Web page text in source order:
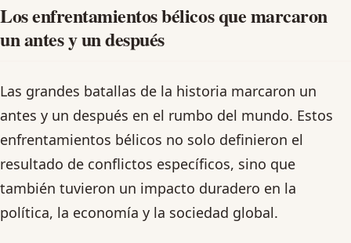
Los enfrentamientos bélicos que marcaron
un antes y un después
Las grandes batallas de la historia marcaron un
antes y un después en el rumbo del mundo. Estos
enfrentamientos bélicos no solo definieron el
resultado de conflictos específicos, sino que
también tuvieron un impacto duradero en la
política, la economía y la sociedad global.